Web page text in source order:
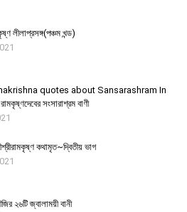
লীলাপ্রসঙ্গ(পঞ্চম খন্ড)
quotes about Sansarashram In
সংসারাশ্রম বাণী
কথামৃত~দ্বিতীয় ভাগ
২৬টি জ্বালাময়ী বানী